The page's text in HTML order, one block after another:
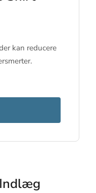
kan reducere